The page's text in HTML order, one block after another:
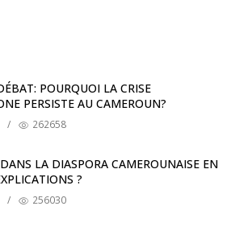
POURQUOI LA CRISE
PERSISTE AU CAMEROUN?
/ 262658
LA DIASPORA CAMEROUNAISE EN
?
/ 256030